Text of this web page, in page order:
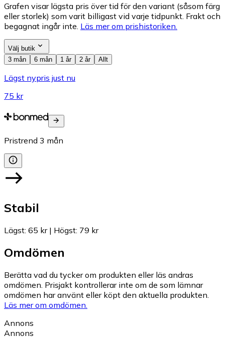
Grafen visar lägsta pris över tid för den variant (såsom färg
eller storlek) som varit billigast vid varje tidpunkt. Frakt och
begagnat ingår inte. Läs mer om prishistoriken.
Välj butik
3 mån
6 mån 1 år 2 år Allt
Lägst nypris just nu
75 kr
Pristrend 3 mån
Stabil
Lägst: 65 kr| Högst: 79 kr
Omdömen
Berätta vad du tycker om produkten eller läs andras
omdömen. Prisjakt kontrollerar inte om de som lämnar
omdömen har använt eller köpt den aktuella produkten.
Läs mer om omdömen.
Annons
Annons